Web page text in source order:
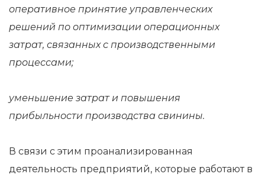
оперативное принятие управленческих
решений по оптимизации операционных
затрат, связанных с производственными
процессами;
уменьшение затрат и повышения
прибыльности производства свинины.
В связи с этим проанализированная
деятельность предприятий, которые работают в